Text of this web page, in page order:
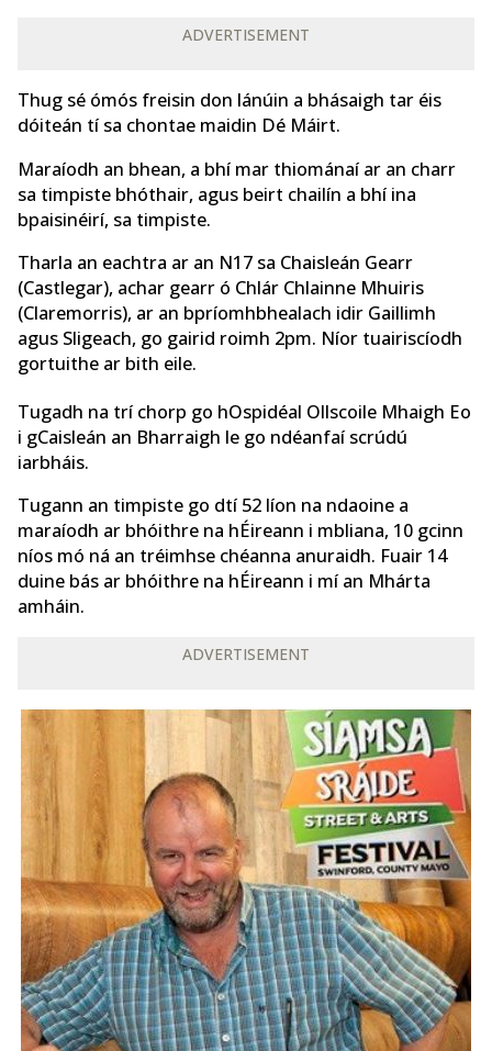
ADVERTISEMENT
Thug sé ómós freisin don lánúin a bhásaigh tar éis
dóiteán tí sa chontae maidin Dé Máirt.
Maraíodh an bhean, a bhí mar thiománaí ar an charr
sa timpiste bhóthair, agus beirt chailín a bhí ina
bpaisinéirí, sa timpiste.
Tharla an eachtra ar an N17 sa Chaisleán Gearr
(Castlegar), achar gearr ó Chlár Chlainne Mhuiris
(Claremorris), ar an bpríomhbhealach idir Gaillimh
agus Sligeach, go gairid roimh 2pm. Níor tuairiscíodh
gortuithe ar bith eile.
Tugadh na trí chorp go hOspidéal Ollscoile Mhaigh Eo
i gCaisleán an Bharraigh le go ndéanfaí scrúdú
iarbháis.
Tugann an timpiste go dtí 52 líon na ndaoine a
maraíodh ar bhóithre na hÉireann i mbliana, 10 gcinn
níos mó ná an tréimhse chéanna anuraidh. Fuair 14
duine bás ar bhóithre na hÉireann i mí an Mhárta
amháin.
ADVERTISEMENT